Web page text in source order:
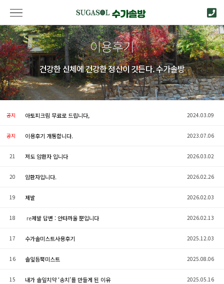
이용후기
건강한 신체에 건강한 정신이 깃든다. 수가솔방
공지 아토피크림 무료로 드립니다, 2024.03.09
공지 이용후기 개통합니다. 2023.07.06
21 저도 암환자 입니다 2026.03.02
20 암환자입니다. 2026.02.26
19 제발 2026.02.03
18 re제발 답변 : 안타까울 뿐입니다 2026.02.13
17 수가솔미스트사용후기 2025.12.03
16 솔잎듬뿍미스트 2025.08.06
15 내가 솔잎치약 ‘송치’를 만들게 된 이유 2025.05.16